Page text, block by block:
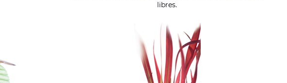
libres.